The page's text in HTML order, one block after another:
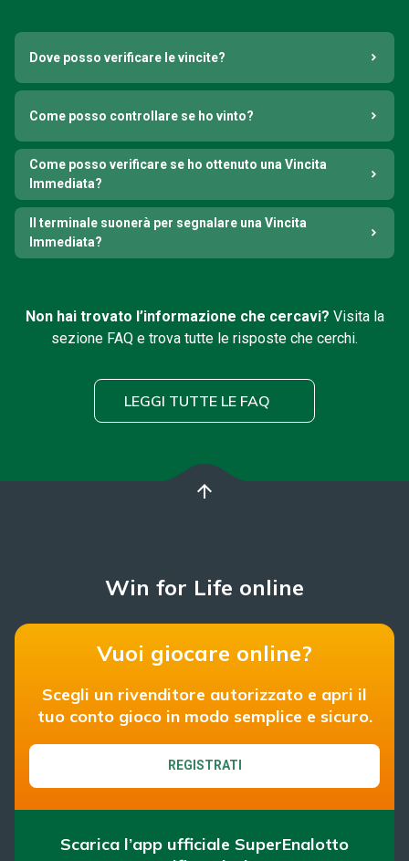
Dove posso verificare le vincite?
Come posso controllare se ho vinto?
Come posso verificare se ho ottenuto una Vincita
Immediata?
Il terminale suonerà per segnalare una Vincita
Immediata?
Non hai trovato l’informazione che cercavi? Visita la
sezione FAQ e trova tutte le risposte che cerchi.
LEGGI TUTTE LE FAQ
arrow_upward
Win for Life online
Vuoi giocare online?
Scegli un rivenditore autorizzato e apri il
tuo conto gioco in modo semplice e sicuro.
REGISTRATI
Scarica l’app ufficiale SuperEnalotto